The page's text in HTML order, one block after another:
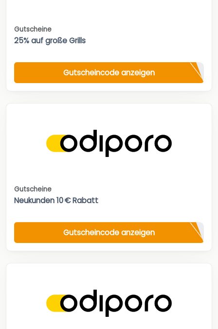
Gutscheine
25% auf große Grills
Gutscheincode anzeigen
Gutscheine
Neukunden 10 € Rabatt
Gutscheincode anzeigen